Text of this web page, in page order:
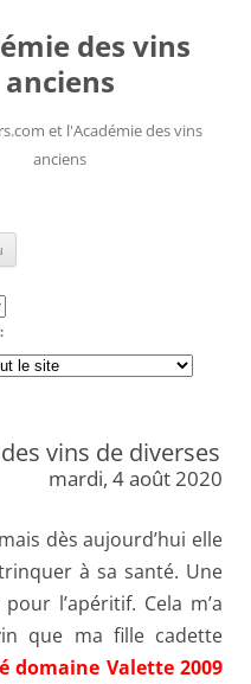
des vins
anciens
et l'Académie des vins
anciens
vins de diverses
mardi, 4 août 2020
dès aujourd’hui elle
à sa santé. Une
l’apéritif. Cela m’a
que ma fille cadette
domaine Valette 2009